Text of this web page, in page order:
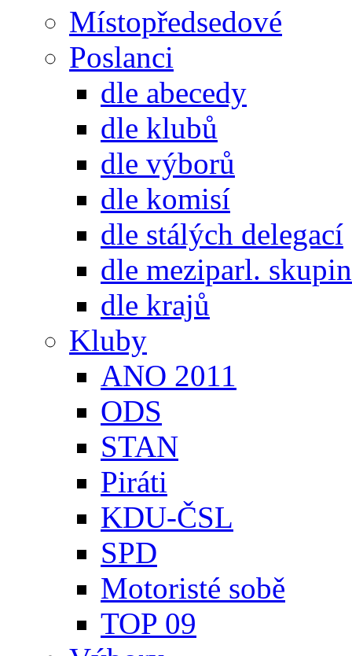
Místopředsedové
Poslanci
dle abecedy
dle klubů
dle výborů
dle komisí
dle stálých delegací
dle meziparl. skupin
dle krajů
Kluby
ANO 2011
ODS
STAN
Piráti
KDU-ČSL
SPD
Motoristé sobě
TOP 09